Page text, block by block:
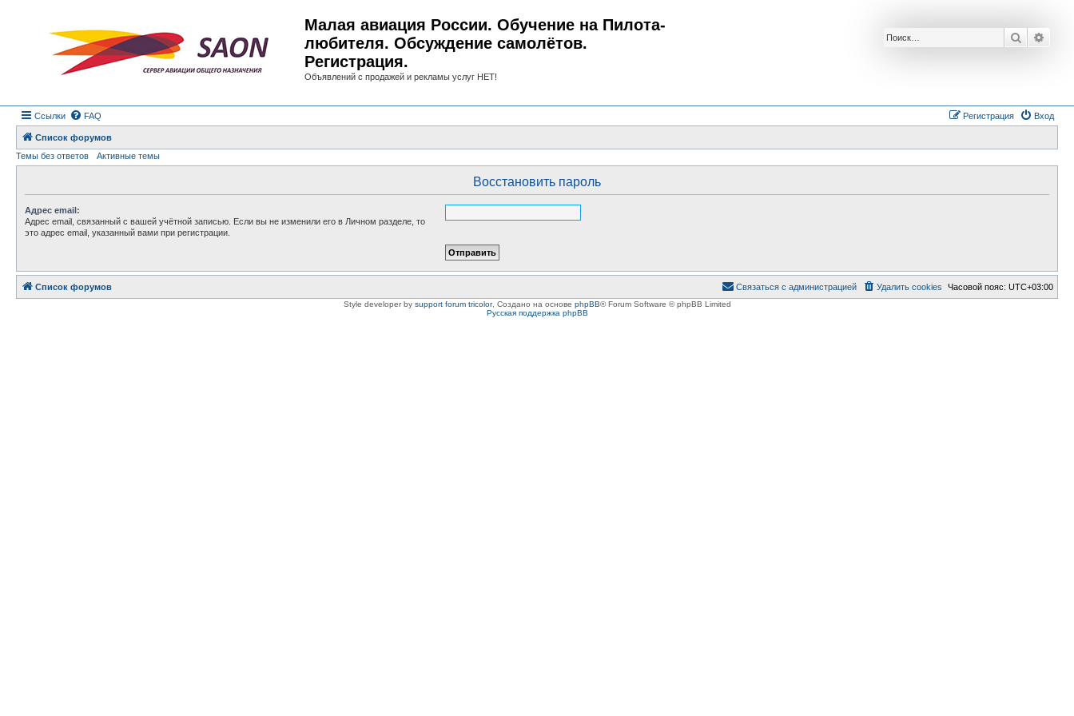
Малая авиация России. Обучение на Пилота-
любителя. Обсуждение самолётов.
Регистрация.
Объявлений с продажей и рекламы услуг НЕТ!
Поиск
Ссылки FAQ Вход
Регистрация
Список форумов
Темы без ответов
Активные темы
Восстановить пароль
Адрес email:
Адрес email, связанный с вашей учётной записью. Если вы не изменили его в Личном разделе, то
это адрес email, указанный вами при регистрации.
Список форумов Часовой пояс: UTC+03:00
Удалить cookies
Связаться с администрацией
Style developer by support forum tricolor, Создано на основе phpBB® Forum Software © phpBB Limited
Русская поддержка phpBB